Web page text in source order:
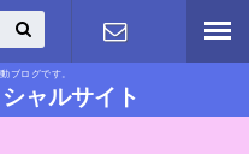
ブログです。
ャルサイト
お問い合わ